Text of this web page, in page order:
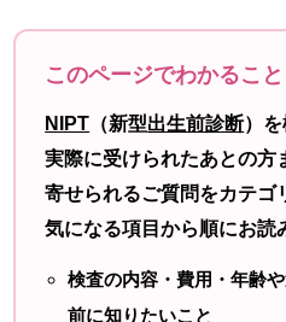
このページでわかること
NIPT （新型出生前診断）
実際に受けられたあとの方
寄せられるご質問をカテゴ
気になる項目から順にお読
検査の内容・ 費用 ・年齢
前に知りたいこと